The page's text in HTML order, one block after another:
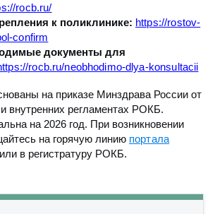
rocb.ru/
к поликлинике: https://rostov-
confirm
документы для
rocb.ru/neobhodimo-dlya-konsultacii
на приказе Минздрава России от
внутренних регламентах РОКБ.
на 2026 год. При возникновении
на горячую линию портала
или в регистратуру РОКБ.